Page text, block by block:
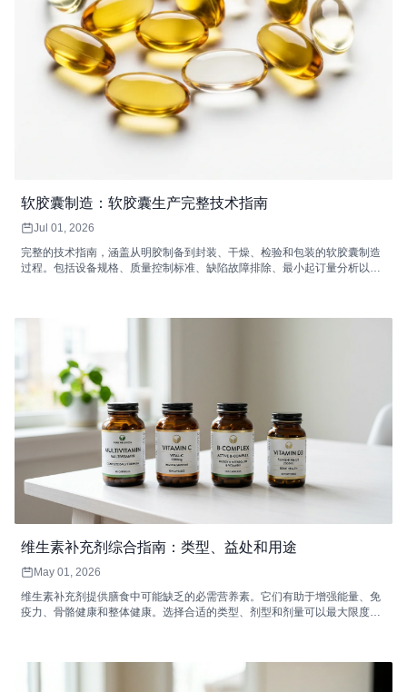
软胶囊制造：软胶囊生产完整技术指南
Jul 01, 2026
完整的技术指南，涵盖从明胶制备到封装、干燥、检验和包装的软胶囊制造
过程。包括设备规格、质量控制标准、缺陷故障排除、最小起订量分析以及
维生素补充剂综合指南：类型、益处和用途
May 01, 2026
维生素补充剂提供膳食中可能缺乏的必需营养素。它们有助于增强能量、免
疫力、骨骼健康和整体健康。选择合适的类型、剂型和剂量可以最大限度地